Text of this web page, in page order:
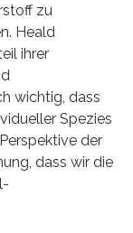
zu
Heald
ihrer
wichtig, dass
Spezies
der
dass wir die